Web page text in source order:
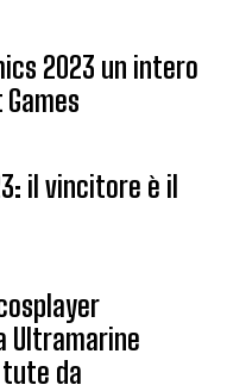
2023 un intero
il vincitore è il
Ultramarine
da